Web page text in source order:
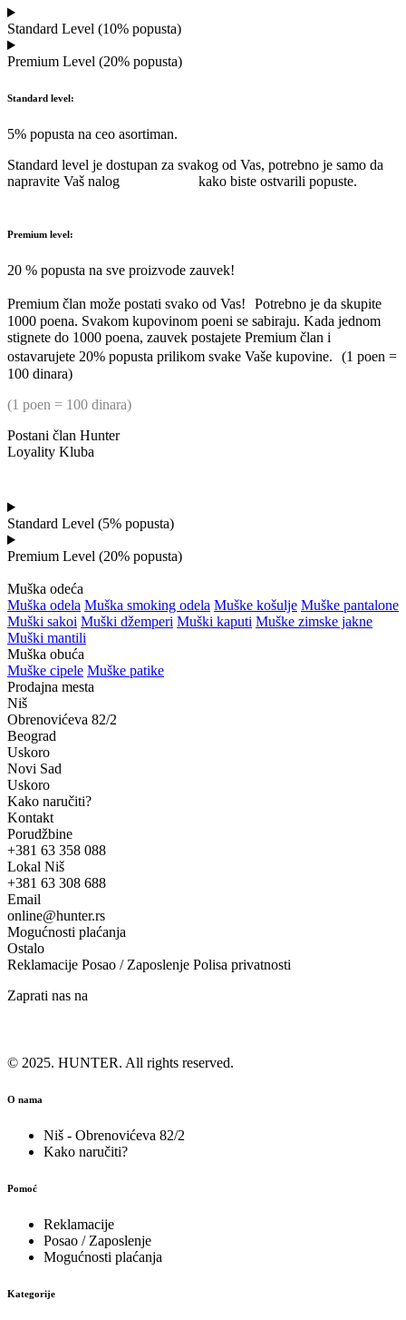
Standard Level (10% popusta)
Premium Level (20% popusta)
Standard level:
5% popusta na ceo asortiman.
Standard level je dostupan za svakog od Vas, potrebno je samo da
napravite Vaš nalog
kako biste ostvarili popuste.
Premium level:
20 % popusta na sve proizvode zauvek!
Premium član može postati svako od Vas! Potrebno je da skupite
1000 poena. Svakom kupovinom poeni se sabiraju. Kada jednom
stignete do 1000 poena, zauvek postajete Premium član i
ostavarujete 20% popusta prilikom svake Vaše kupovine. (1 poen =
100 dinara)
(1 poen = 100 dinara)
Postani član Hunter
Loyality Kluba
Standard Level (5% popusta)
Premium Level (20% popusta)
Muška odeća
Muška odela Muška smoking odela Muške košulje Muške pantalone
Muški sakoi Muški džemperi Muški kaputi Muške zimske jakne
Muški mantili
Muška obuća
Muške cipele Muške patike
Prodajna mesta
Niš
Obrenovićeva 82/2
Beograd
Uskoro
Novi Sad
Uskoro
Kako naručiti?
Kontakt
Porudžbine
+381 63 358 088
Lokal Niš
+381 63 308 688
Email
online@hunter.rs
Mogućnosti plaćanja
Ostalo
Reklamacije Posao / Zaposlenje Polisa privatnosti
Zaprati nas na
© 2025. HUNTER. All rights reserved.
O nama
Niš - Obrenovićeva 82/2
Kako naručiti?
Pomoć
Reklamacije
Posao / Zaposlenje
Mogućnosti plaćanja
Kategorije